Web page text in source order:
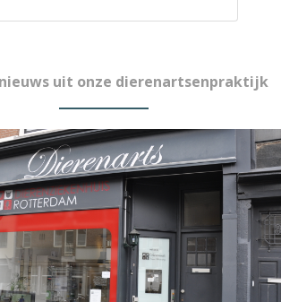
uit onze dierenartsenpraktijk